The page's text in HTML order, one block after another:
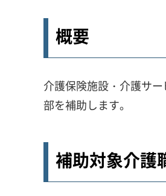
概要
介護保険施設・介護サ
部を補助します。
補助対象介護